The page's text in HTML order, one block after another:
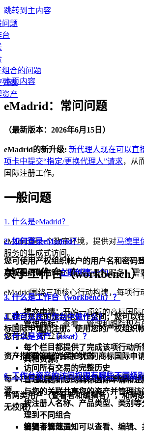
跳转到主内容
本页内容
问题
台
组合的问题
列表
资产
eMadrid：常问问题
（最新版本：2026年6月15日）
eMadrid的新升级: 新代理人现在可以直
项卡中提交“指定/更换代理人”请求，从
国际注册工作。
一般问题
1. 什么是eMadrid？
eMadrid是一个数字环境，提供对马德里
服务的集成式访问。
要使用eMadrid中的部分工具和服务，需
eMadrid围绕三项核心行动构建，每项行
提交申请：开始一项新的商标国际
管理商标：查看、管理和跟踪现
册（需登录）。
每个栏目都提供了完成该项行动
具和资源。
每个栏目都提供了完成该项行动所需的
源。
2. 如何登录eMadrid？
您可使用 产权组织帐户的用户名和密码
产权组织帐户？立即创建一个!
关于工作台（workbench
3. 什么是工作台（workbench）？
工作台是您的定制化工作空间，您可以
标国际申请和注册。使用您的产权组织
4. 我可以在工作台中做什么？
您可以：
查看商标的保护状态
访问所有交易的完整历史
管理或更新您的商标国际申请和注
与您的关联共享您的资产并管理访
按注册人名称、产品类型、类别等
理到不同组合
答复不规范通知
5. 什么是资产（asset）？
资产指您的工作台中的任何商标国际申
6. 工作台资产的访问权限有哪些不同级
有两类用户（查看者和编辑者），和两
无权限）：
编辑者管理员：可以查看、编辑